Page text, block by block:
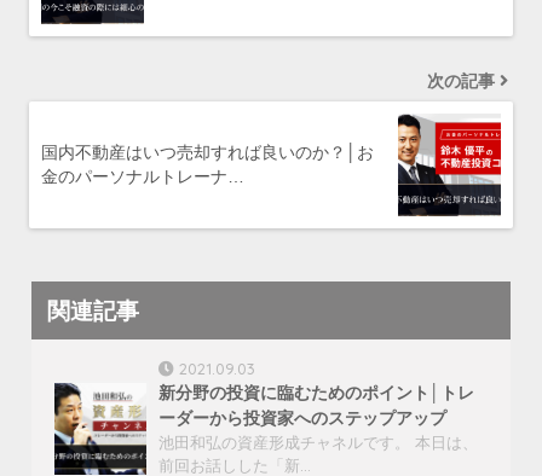
次の記事
国内不動産はいつ売却すれば良いのか？│お
金のパーソナルトレーナ…
関連記事
2021.09.03
新分野の投資に臨むためのポイント│トレ
ーダーから投資家へのステップアップ
池田和弘の資産形成チャネルです。 本日は、
前回お話しした「新…